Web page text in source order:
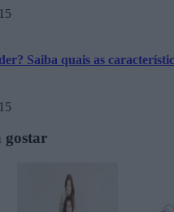
Saiba quais as
gostar